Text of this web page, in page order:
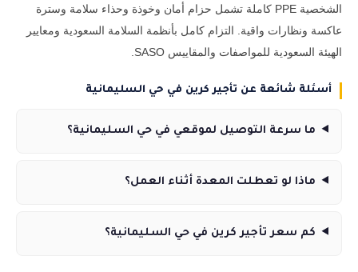
الشخصية PPE كاملة تشمل حزام أمان وخوذة وحذاء سلامة وسترة
عاكسة ونظارات واقية. التزام كامل بأنظمة السلامة السعودية ومعايير
الهيئة السعودية للمواصفات والمقاييس SASO.
أسئلة شائعة عن تأجير كرين في حي السليمانية
ما سرعة التوصيل لموقعي في حي السليمانية؟
ماذا لو تعطلت المعدة أثناء العمل؟
كم سعر تأجير كرين في حي السليمانية؟